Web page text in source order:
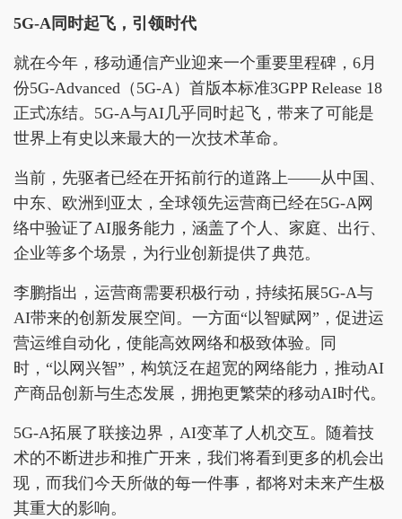
5G-A同时起飞，引领时代
就在今年，移动通信产业迎来一个重要里程碑，6月
份5G-Advanced（5G-A）首版本标准3GPP Release 18
正式冻结。5G-A与AI几乎同时起飞，带来了可能是
世界上有史以来最大的一次技术革命。
当前，先驱者已经在开拓前行的道路上——从中国、
中东、欧洲到亚太，全球领先运营商已经在5G-A网
络中验证了AI服务能力，涵盖了个人、家庭、出行、
企业等多个场景，为行业创新提供了典范。
李鹏指出，运营商需要积极行动，持续拓展5G-A与
AI带来的创新发展空间。一方面“以智赋网”，促进运
营运维自动化，使能高效网络和极致体验。同
时，“以网兴智”，构筑泛在超宽的网络能力，推动AI
产商品创新与生态发展，拥抱更繁荣的移动AI时代。
5G-A拓展了联接边界，AI变革了人机交互。随着技
术的不断进步和推广开来，我们将看到更多的机会出
现，而我们今天所做的每一件事，都将对未来产生极
其重大的影响。